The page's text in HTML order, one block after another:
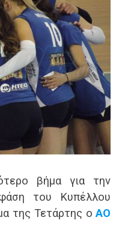
βήμα για την
του Κυπέλλου
της Τετάρτης οΑΟ